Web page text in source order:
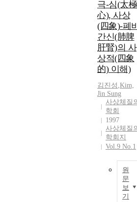
극-심(太
心), 사상
(四象)-폐
간신(肺脾
肝腎)의 사
상적(四象
的) 이해)
김진성 ,Kim,
Jin Sung
사상체질
학회
1997
사상체질
학회지
Vol.9 No.1
원
문
보
기